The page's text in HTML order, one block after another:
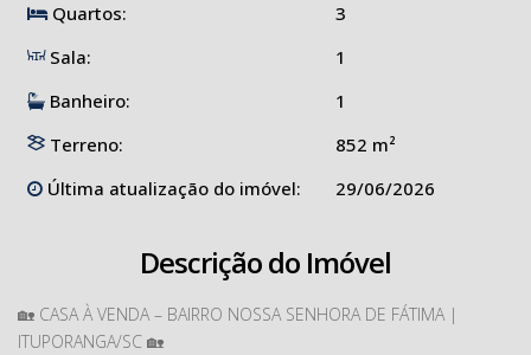
Quartos:
3
Sala:
1
Banheiro:
1
Terreno:
852 m²
Última atualização do imóvel:
29/06/2026
Descrição do Imóvel
🏡 CASA À VENDA – BAIRRO NOSSA SENHORA DE FÁTIMA |
ITUPORANGA/SC 🏡